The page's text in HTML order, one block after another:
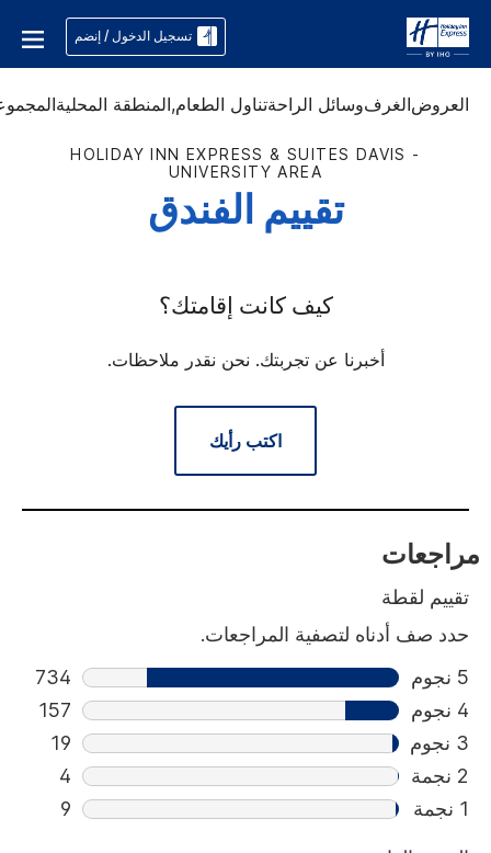
تسجيل الدخول / إنضم
العروضالغرفوسائل الراحةتناول الطعام,المنطقة المحلية
HOLIDAY INN EXPRESS & SUITES DAVIS -
UNIVERSITY AREA
تقييم الفندق
كيف كانت إقامتك؟
أخبرنا عن تجربتك. نحن نقدر ملاحظات.
اكتب رأيك